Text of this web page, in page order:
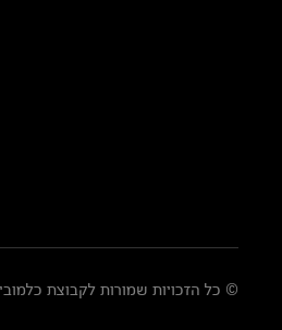
© כל הזכויות שמורות לקבוצת